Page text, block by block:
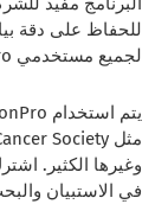
للحفاظ على دقة
لجميع مستخدمي QuestionPro.
وغيرها الكثير.
في الاستبيان